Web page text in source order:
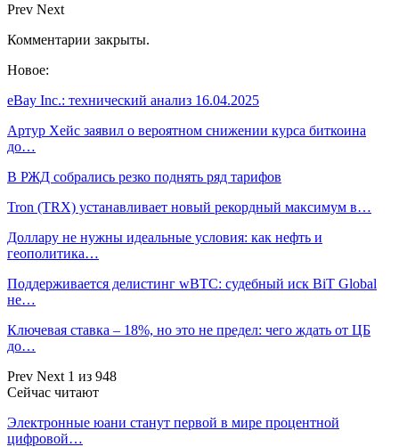
Prev Next
Комментарии закрыты.
Новое:
eBay Inc.: технический анализ 16.04.2025
Артур Хейс заявил о вероятном снижении курса биткоина
до…
В РЖД собрались резко поднять ряд тарифов
Tron (TRX) устанавливает новый рекордный максимум в…
Доллару не нужны идеальные условия: как нефть и
геополитика…
Поддерживается делистинг wBTC: судебный иск BiT Global
не…
Ключевая ставка – 18%, но это не предел: чего ждать от ЦБ
до…
Prev Next 1 из 948
Сейчас читают
Электронные юани станут первой в мире процентной
цифровой…